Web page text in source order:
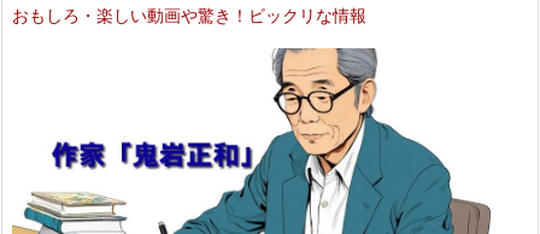
おもしろ・楽しい動画や驚き！ビックリな情報